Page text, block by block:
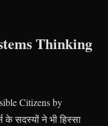
Thinking
Citizens by
के सदस्यों ने भी हिस्सा